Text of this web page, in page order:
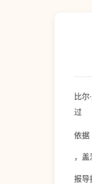
比
过
依据
，盖
报导